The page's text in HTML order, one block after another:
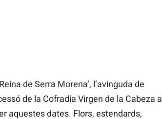
de Serra Morena’, l’avinguda de
de la Cofradía Virgen de la Cabeza a
aquestes dates. Flors, estendards,